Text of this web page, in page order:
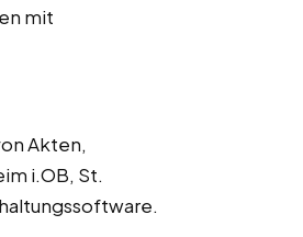
mit
Akten,
i.OB, St.